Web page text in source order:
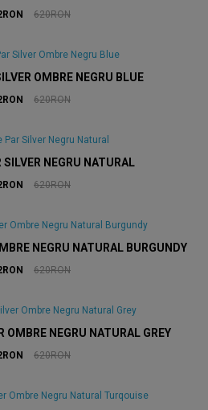
620RON
OMBRE NEGRU BLUE
620RON
SILVER NEGRU NATURAL
620RON
NEGRU NATURAL BURGUNDY
620RON
OMBRE NEGRU NATURAL GREY
620RON